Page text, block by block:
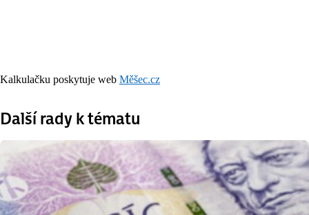
Kalkulačku poskytuje web Měšec.cz
Další rady k tématu